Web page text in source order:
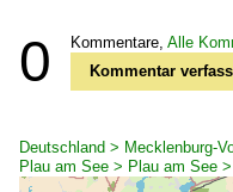
0 Kommentare, Alle
Kommentar
Deutschland > Mecklenburg-
Plau am See > Plau am See